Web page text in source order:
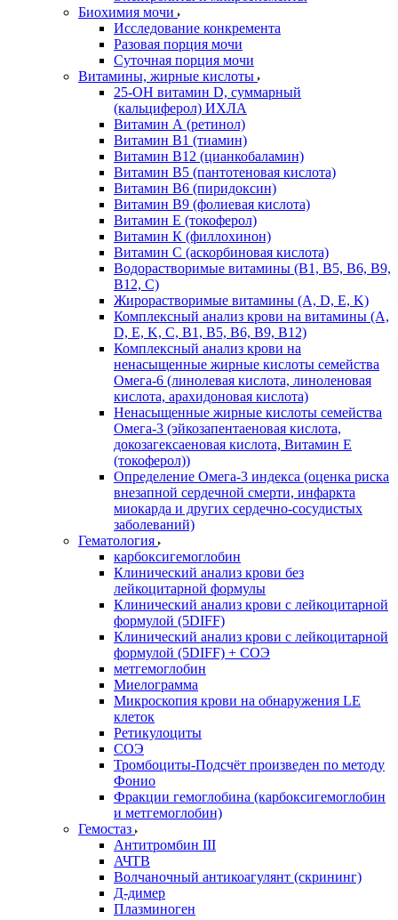
Биохимия мочи
Исследование конкремента
Разовая порция мочи
Суточная порция мочи
Витамины, жирные кислоты
25-OH витамин D, суммарный
(кальциферол) ИХЛА
Витамин А (ретинол)
Витамин В1 (тиамин)
Витамин В12 (цианкобаламин)
Витамин В5 (пантотеновая кислота)
Витамин В6 (пиридоксин)
Витамин В9 (фолиевая кислота)
Витамин Е (токоферол)
Витамин К (филлохинон)
Витамин С (аскорбиновая кислота)
Водорастворимые витамины (B1, B5, B6, В9,
В12, С)
Жирорастворимые витамины (A, D, E, K)
Комплексный анализ крови на витамины (A,
D, E, K, C, B1, B5, B6, В9, B12)
Комплексный анализ крови на
ненасыщенные жирные кислоты семейства
Омега-6 (линолевая кислота, линоленовая
кислота, арахидоновая кислота)
Ненасыщенные жирные кислоты семейства
Омега-3 (эйкозапентаеновая кислота,
докозагексаеновая кислота, Витамин E
(токоферол))
Определение Омега-3 индекса (оценка риска
внезапной сердечной смерти, инфаркта
миокарда и других сердечно-сосудистых
заболеваний)
Гематология
карбоксигемоглобин
Клинический анализ крови без
лейкоцитарной формулы
Клинический анализ крови с лейкоцитарной
формулой (5DIFF)
Клинический анализ крови с лейкоцитарной
формулой (5DIFF) + СОЭ
метгемоглобин
Миелограмма
Микроскопия крови на обнаружения LE
клеток
Ретикулоциты
СОЭ
Тромбоциты-Подсчёт произведен по методу
Фонио
Фракции гемоглобина (карбоксигемоглобин
и метгемоглобин)
Гемостаз
Антитромбин III
АЧТВ
Волчаночный антикоагулянт (скрининг)
Д-димер
Плазминоген